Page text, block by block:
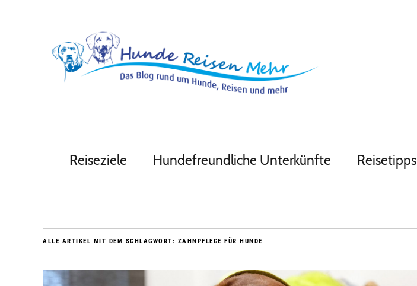
Reiseziele Hundefreundliche Unterkünfte Reisetipps
ALLE ARTIKEL MIT DEM SCHLAGWORT: ZAHNPFLEGE FÜR HUNDE